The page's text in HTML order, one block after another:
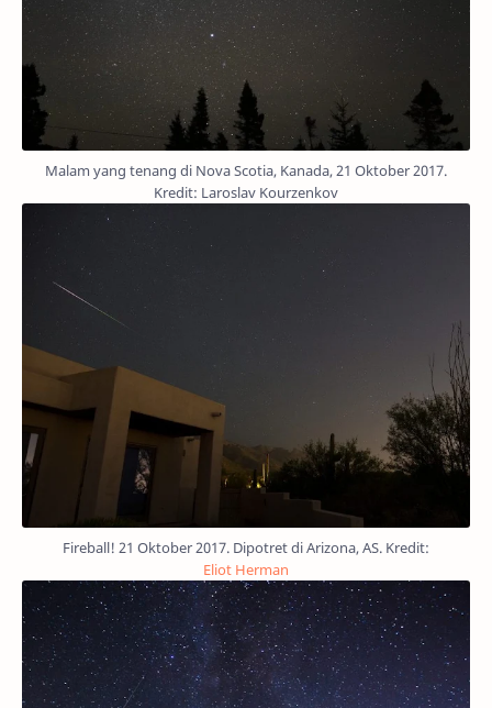
Malam yang tenang di Nova Scotia, Kanada, 21 Oktober 2017.
Kredit: Laroslav Kourzenkov
Fireball! 21 Oktober 2017. Dipotret di Arizona, AS. Kredit:
Eliot Herman